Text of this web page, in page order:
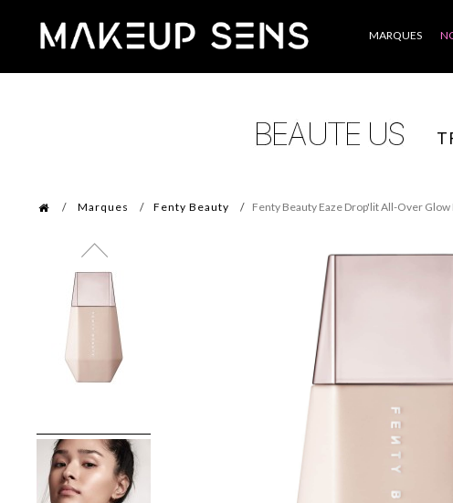
Catégories MARQUES
Marques Fenty Beauty Fenty Beauty Eaze Drop'lit All-Over